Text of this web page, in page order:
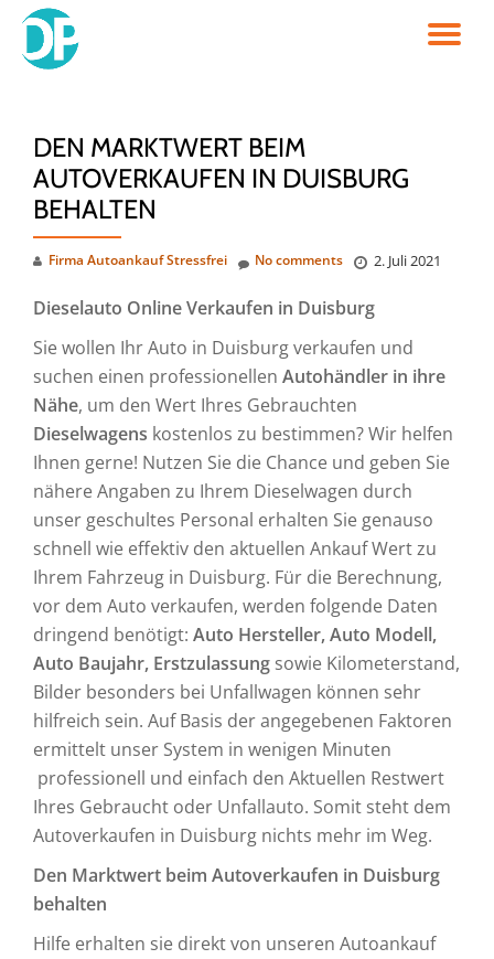
Skip
DEN MARKTWERT BEIM
AUTOVERKAUFEN IN DUISBURG
BEHALTEN
Firma Autoankauf Stressfrei 2. Juli 2021
No comments
Dieselauto Online Verkaufen in Duisburg
Sie wollen Ihr Auto in Duisburg verkaufen und
suchen einen professionellen Autohändler in ihre
Nähe, um den Wert Ihres Gebrauchten
Dieselwagens kostenlos zu bestimmen? Wir helfen
Ihnen gerne! Nutzen Sie die Chance und geben Sie
nähere Angaben zu Ihrem Dieselwagen durch
unser geschultes Personal erhalten Sie genauso
schnell wie effektiv den aktuellen Ankauf Wert zu
Ihrem Fahrzeug in Duisburg. Für die Berechnung,
vor dem Auto verkaufen, werden folgende Daten
dringend benötigt: Auto Hersteller, Auto Modell,
Auto Baujahr, Erstzulassung sowie Kilometerstand,
Bilder besonders bei Unfallwagen können sehr
hilfreich sein. Auf Basis der angegebenen Faktoren
ermittelt unser System in wenigen Minuten
professionell und einfach den Aktuellen Restwert
Ihres Gebraucht oder Unfallauto. Somit steht dem
Autoverkaufen in Duisburg nichts mehr im Weg.
Den Marktwert beim Autoverkaufen in Duisburg
behalten
Hilfe erhalten sie direkt von unseren Autoankauf